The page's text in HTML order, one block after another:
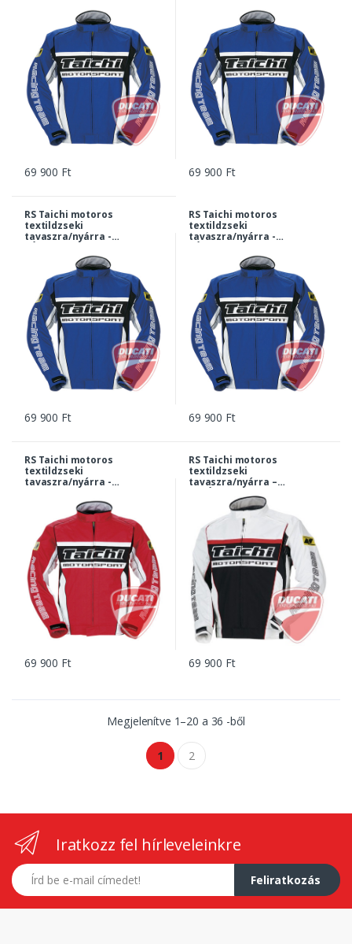
69 900 Ft 69 900 Ft
RS Taichi motoros
textildzseki
tavaszra/nyárra -
69 900 Ft
RS Taichi motoros
textildzseki
tavaszra/nyárra -
69 900 Ft
RS Taichi motoros
textildzseki
tavaszra/nyárra -
69 900 Ft
RS Taichi motoros
textildzseki
tavaszra/nyárra –
69 900 Ft
Megjelenítve 1–20 a 36 -ből
1 2
Iratkozz fel hírleveleinkre
E-mail címed
Feliratkozás